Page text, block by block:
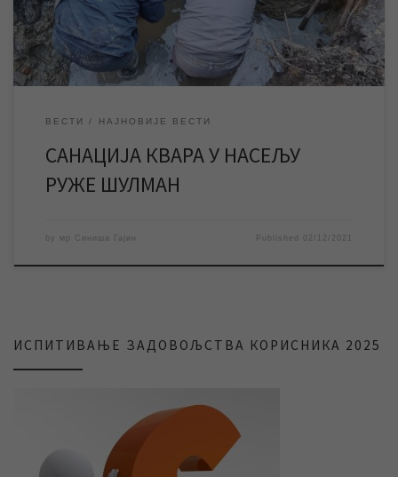
часова дошло је до прекида […]
ВЕСТИ НАЈНОВИЈЕ ВЕСТИ
САНАЦИЈА КВАРА У НАСЕЉУ
РУЖЕ ШУЛМАН
by мр Синиша Гајин Published 02/12/2021
ИСПИТИВАЊЕ ЗАДОВОЉСТВА КОРИСНИКА 2025